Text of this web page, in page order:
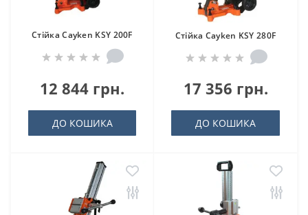
Стійка Cayken KSY 200F
12 844 грн.
ДО КОШИКА
Стійка Cayken KSY 280F
17 356 грн.
ДО КОШИКА